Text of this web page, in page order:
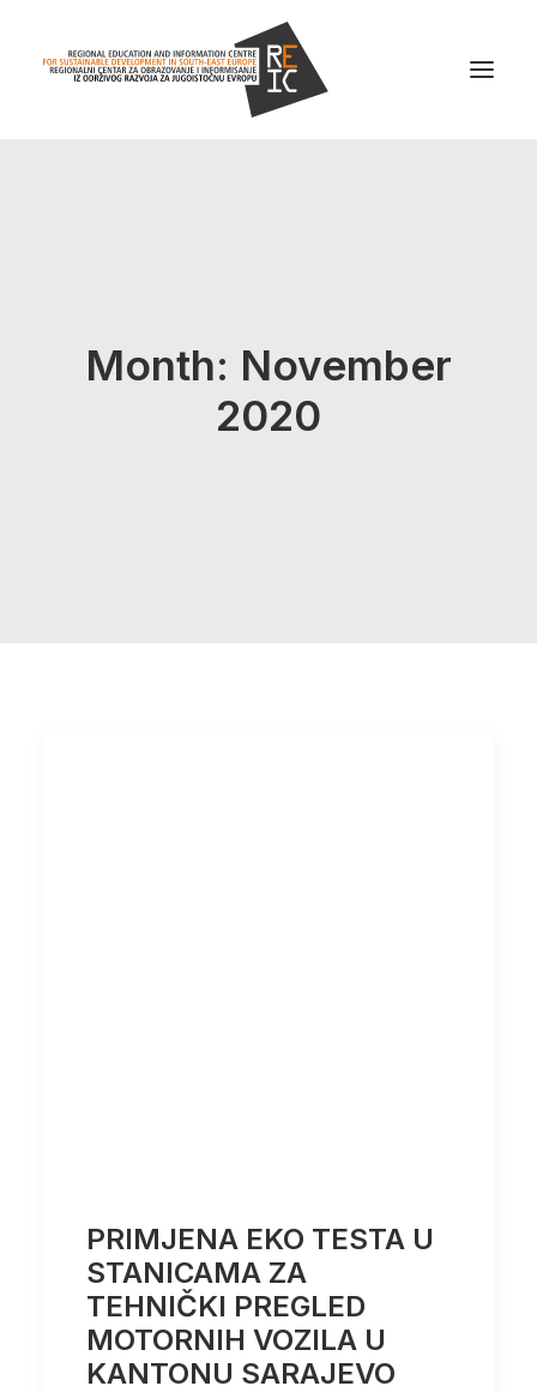
Resources
Month: November
2020
PRIMJENA EKO TESTA U
STANICAMA ZA
TEHNIČKI PREGLED
MOTORNIH VOZILA U
KANTONU SARAJEVO